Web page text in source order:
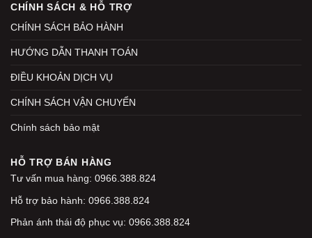
CHÍNH SÁCH & HỖ TRỢ
CHÍNH SÁCH BẢO HÀNH
HƯỚNG DẪN THANH TOÁN
ĐIỀU KHOẢN DỊCH VỤ
CHÍNH SÁCH VẬN CHUYỂN
Chính sách bảo mật
HỖ TRỢ BÁN HÀNG
Tư vấn mua hàng: 0966.388.824
Hỗ trợ bảo hành: 0966.388.824
Phản ánh thái độ phục vụ: 0966.388.824